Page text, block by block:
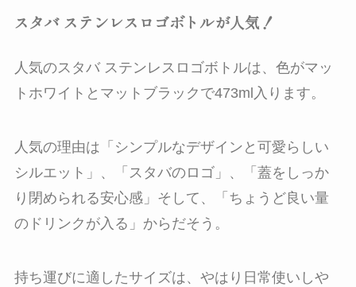
スタバ ステンレスロゴボトルが人気！
人気のスタバ ステンレスロゴボトルは、色がマッ
トホワイトとマットブラックで473ml入ります。
人気の理由は「シンプルなデザインと可愛らしい
シルエット」、「スタバのロゴ」、「蓋をしっか
り閉められる安心感」そして、「ちょうど良い量
のドリンクが入る」からだそう。
持ち運びに適したサイズは、やはり日常使いしや